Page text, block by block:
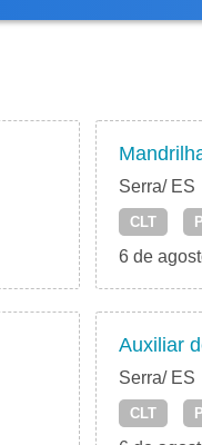
Serra/ ES
CLT
6 de
Auxiliar
Serra/ ES
CLT